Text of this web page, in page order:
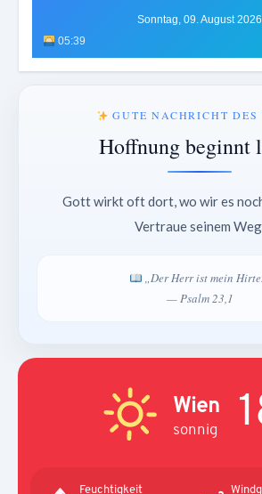
Sonntag, 09. August 2026
05:39
GUTE NACHRICHT DES
Hoffnung beginnt
Gott wirkt oft dort, wo wir es
Vertraue seinem
„Der Herr ist mein
— Psalm 23,1
Wien
sonnig
Feuchtigkeit